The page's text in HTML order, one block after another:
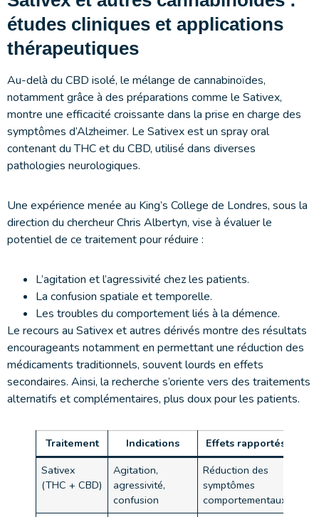
études cliniques et applications
thérapeutiques
Au-delà du CBD isolé, le mélange de cannabinoïdes,
notamment grâce à des préparations comme le Sativex,
montre une efficacité croissante dans la prise en charge des
symptômes d’Alzheimer. Le Sativex est un spray oral
contenant du THC et du CBD, utilisé dans diverses
pathologies neurologiques.
Une expérience menée au King’s College de Londres, sous la
direction du chercheur Chris Albertyn, vise à évaluer le
potentiel de ce traitement pour réduire :
L’agitation et l’agressivité chez les patients.
La confusion spatiale et temporelle.
Les troubles du comportement liés à la démence.
Le recours au Sativex et autres dérivés montre des résultats
encourageants notamment en permettant une réduction des
médicaments traditionnels, souvent lourds en effets
secondaires. Ainsi, la recherche s’oriente vers des traitements
alternatifs et complémentaires, plus doux pour les patients.
Traitement Indications
Effets rapportés
Sativex
(THC + CBD)
Agitation,
agressivité,
confusion
Réduction des
symptômes
comportementaux